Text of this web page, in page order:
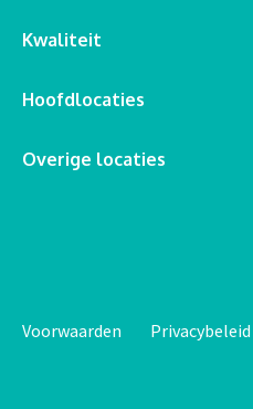
Kwaliteit
Hoofdlocaties
Overige locaties
Voorwaarden Privacybeleid